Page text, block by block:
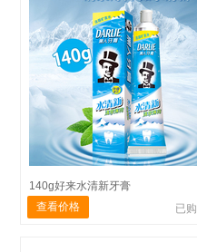
140g好来水清新牙膏
查看价格
已